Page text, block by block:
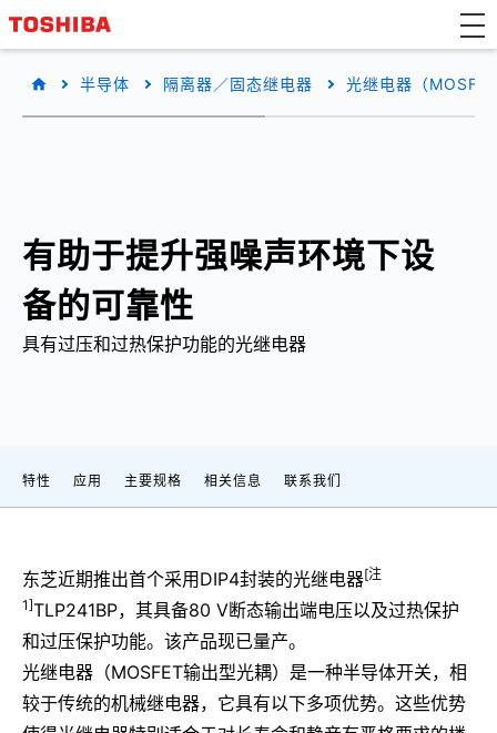
半导体 隔离器／固态继电器 光继电器（
有助于提升强噪声环境下设
备的可靠性
具有过压和过热保护功能的光继电器
特性 应用 主要规格 相关信息 联系我们
东芝近期推出首个采用DIP4封装的光继电器[注
1]TLP241BP，其具备80 V断态输出端电压以及过热保护
和过压保护功能。该产品现已量产。
光继电器（MOSFET输出型光耦）是一种半导体开关，相
较于传统的机械继电器，它具有以下多项优势。这些优势